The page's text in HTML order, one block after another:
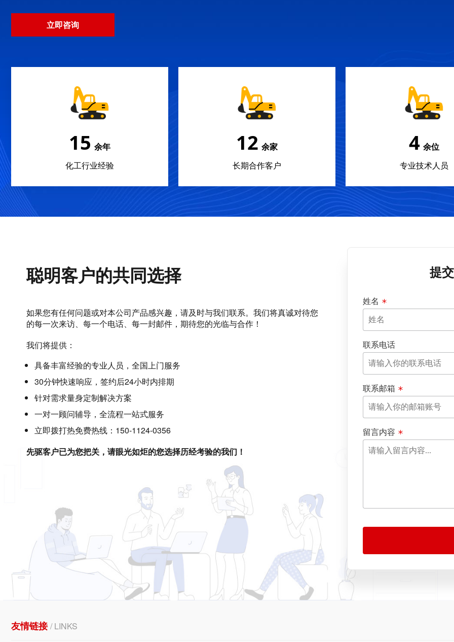
立即咨询
22 余年
化工行业经验
18 余家
长期合作客户
5 余位
专业技术人员
聪明客户的共同选择
如果您有任何问题或对本公司产品感兴趣，请及时与我们联系。我们将真诚对待您
的每一次来访、每一个电话、每一封邮件，期待您的光临与合作！
我们将提供：
具备丰富经验的专业人员，全国上门服务
30分钟快速响应，签约后24小时内排期
针对需求量身定制解决方案
一对一顾问辅导，全流程一站式服务
立即拨打热免费热线：150-1124-0356
先驱客户已为您把关，请眼光如炬的您选择历经考验的我们！
提
姓名
联系电话
联系邮箱
留言内容
友情链接/ LINKS